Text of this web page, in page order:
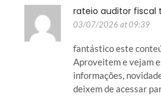
rateio auditor fiscal
03/07/2026 at 09:39
fantástico este
Aproveitem e vejam
informações,
deixem de acessar